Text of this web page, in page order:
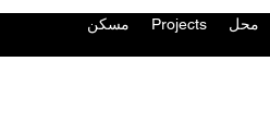
مسكن Projects محل